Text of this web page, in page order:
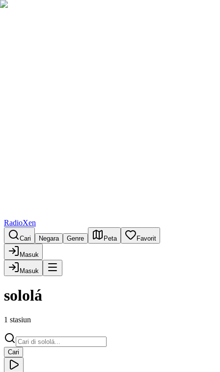
RadioXen
Cari Negara Genre Peta Favorit
Masuk
Masuk
sololá
1 stasiun
Cari